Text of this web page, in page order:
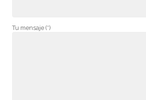
Tu mensaje (*)